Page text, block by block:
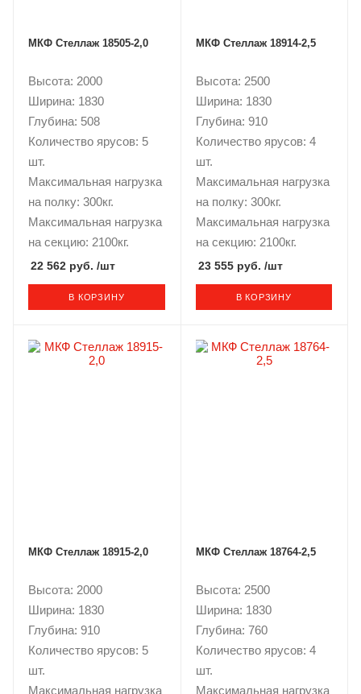
МКФ Стеллаж 18505-2,0
Высота: 2000
Ширина: 1830
Глубина: 508
Количество ярусов: 5
шт.
Максимальная нагрузка
на полку: 300кг.
Максимальная нагрузка
на секцию: 2100кг.
22 562 руб. /шт
В КОРЗИНУ
МКФ Стеллаж 18914-2,5
Высота: 2500
Ширина: 1830
Глубина: 910
Количество ярусов: 4
шт.
Максимальная нагрузка
на полку: 300кг.
Максимальная нагрузка
на секцию: 2100кг.
23 555 руб. /шт
В КОРЗИНУ
МКФ Стеллаж 18915-2,0
Высота: 2000
Ширина: 1830
Глубина: 910
Количество ярусов: 5
шт.
Максимальная нагрузка
МКФ Стеллаж 18764-2,5
Высота: 2500
Ширина: 1830
Глубина: 760
Количество ярусов: 4
шт.
Максимальная нагрузка